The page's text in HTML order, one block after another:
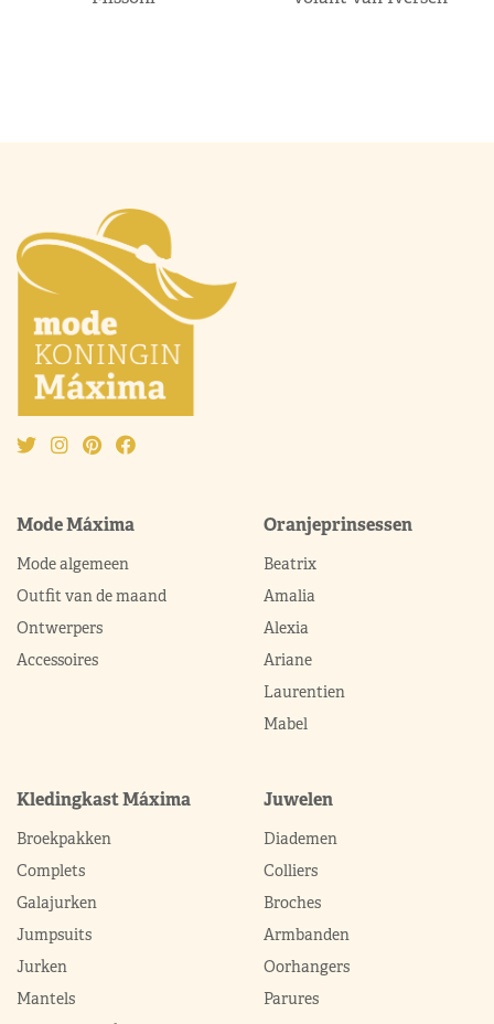
Mode Máxima
Mode algemeen
Outfit van de maand
Ontwerpers
Accessoires
Oranjeprinsessen
Beatrix
Amalia
Alexia
Ariane
Laurentien
Mabel
Kledingkast Máxima
Broekpakken
Complets
Galajurken
Jumpsuits
Jurken
Mantels
Juwelen
Diademen
Colliers
Broches
Armbanden
Oorhangers
Parures